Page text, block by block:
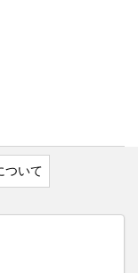
ついて